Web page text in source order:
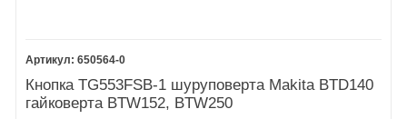
650564-0
Кнопка TG553FSB-1 шуруповерта Makita BTD140
гайковерта BTW152, BTW250